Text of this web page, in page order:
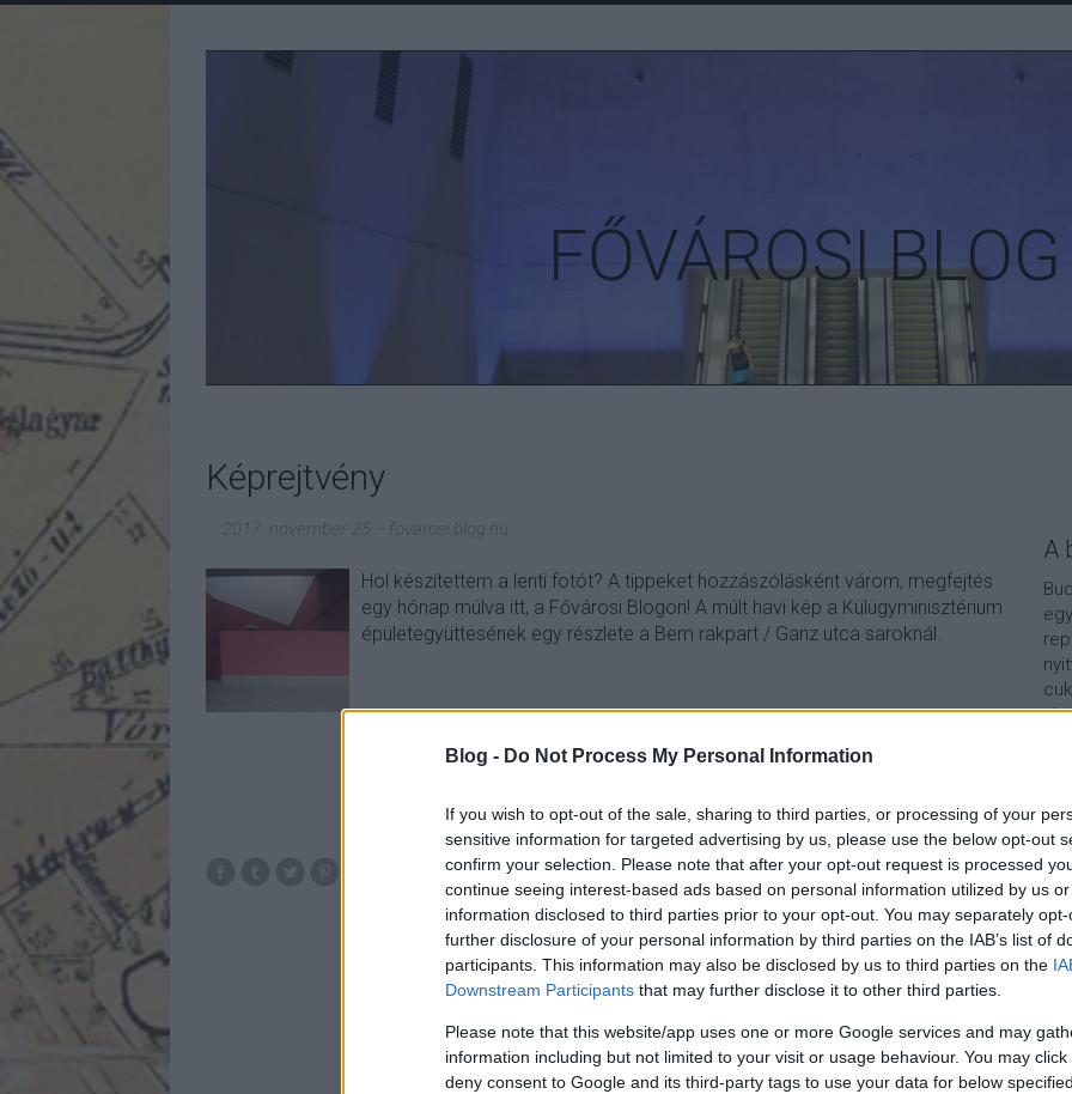
Blog - Do Not Process My Personal Information
If you wish to opt-out of the sale, sharing to third parties, or processing of your
sensitive information for targeted advertising by us, please use the below opt-out
confirm your selection. Please note that after your opt-out request is processed
continue seeing interest-based ads based on personal information utilized by us
information disclosed to third parties prior to your opt-out. You may separately
further disclosure of your personal information by third parties on the IAB’s list of
participants. This information may also be disclosed by us to third parties on the
Downstream Participants that may further disclose it to other third parties.
Please note that this website/app uses one or more Google services and may
information including but not limited to your visit or usage behaviour. You may
deny consent to Google and its third-party tags to use your data for below
FŐVÁROSI BLOG
Képrejtvény
2017. november 25. fovarosi.blog.hu
Hol készítettem a lenti fotót? A tippeket hozzászólásként várom, megfejtés
egy hónap múlva itt, a Fővárosi Blogon! A múlt havi kép a Külügyminisztérium
épületegyüttesének egy részlete a Bem rakpart / Ganz utca saroknál.
Szólj hozzá!
rejtveny
A
A